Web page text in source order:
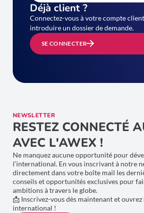
Déjà client ?
Connectez-vous à votre compte
introduire un dossier de demande.
SE CONNECTER
NEWSLETTER
RESTEZ CONNECTÉ
AVEC L'AWEX !
Ne manquez aucune opportunité pour
l’international. En vous inscrivant à notre
directement dans votre boîte mail les
conseils et opportunités exclusives pour
ambitions à travers le globe.
📩 Inscrivez-vous dès maintenant et ouvrez
international !